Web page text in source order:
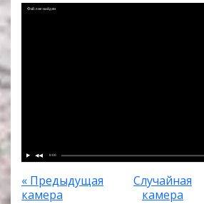
Файл не найден
0:00
« Предыдущая
камера
Случайная
камера